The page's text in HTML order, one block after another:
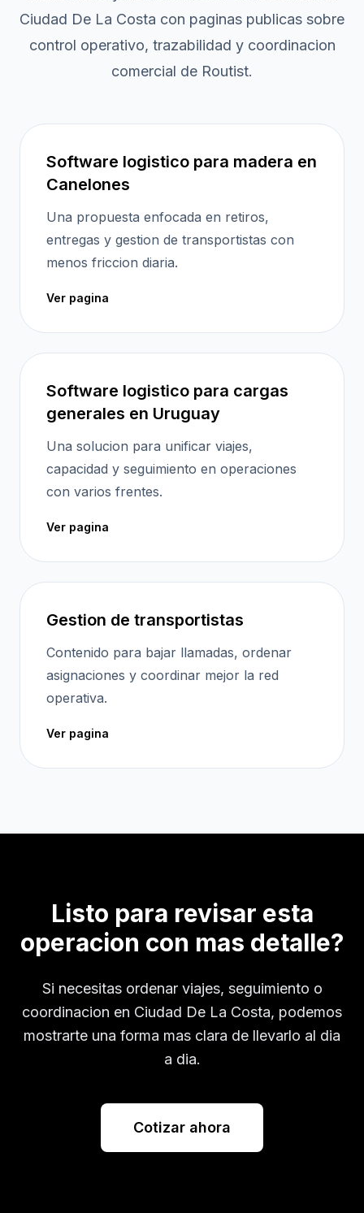
Ciudad De La Costa con paginas publicas sobre
control operativo, trazabilidad y coordinacion
comercial de Routist.
Software logistico para madera en
Canelones
Una propuesta enfocada en retiros,
entregas y gestion de transportistas con
menos friccion diaria.
Ver pagina
Software logistico para cargas
generales en Uruguay
Una solucion para unificar viajes,
capacidad y seguimiento en operaciones
con varios frentes.
Ver pagina
Gestion de transportistas
Contenido para bajar llamadas, ordenar
asignaciones y coordinar mejor la red
operativa.
Ver pagina
Listo para revisar esta
operacion con mas detalle?
Si necesitas ordenar viajes, seguimiento o
coordinacion en Ciudad De La Costa, podemos
mostrarte una forma mas clara de llevarlo al dia
a dia.
Cotizar ahora